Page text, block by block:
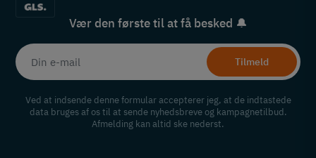
Vær den første til at få besked 🔔
Tilmeld
Ved at indsende denne formular accepterer jeg, at de indtastede
data bruges af os til at sende nyhedsbreve og kampagnetilbud.
Afmelding kan altid ske nederst.